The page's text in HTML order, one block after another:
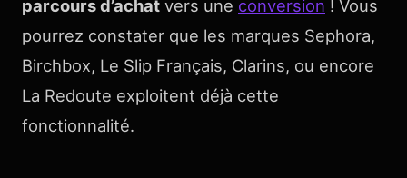
parcours d’achat vers une conversion ! Vous
pourrez constater que les marques Sephora,
Birchbox, Le Slip Français, Clarins, ou encore
La Redoute exploitent déjà cette
fonctionnalité.